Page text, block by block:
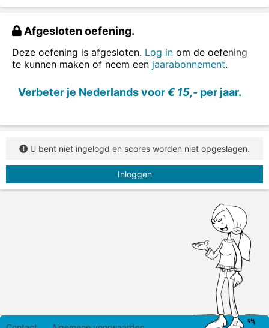
betekenis van de uitdrukking en daar zoek je dan de
juiste uitdrukking bij. Je kunt ook eerst
het herkennen van figuurlijk taalgebruik
In deze opdracht zie je vijf betekenissen van
de betekenis.
Afgesloten oefening.
Deze oefening is afgesloten. Log in om de oefening
te kunnen maken of neem een jaarabonnement.
Verbeter je Nederlands voor€ 15,- per jaar.
U bent niet ingelogd en scores worden niet opgeslagen.
Inloggen